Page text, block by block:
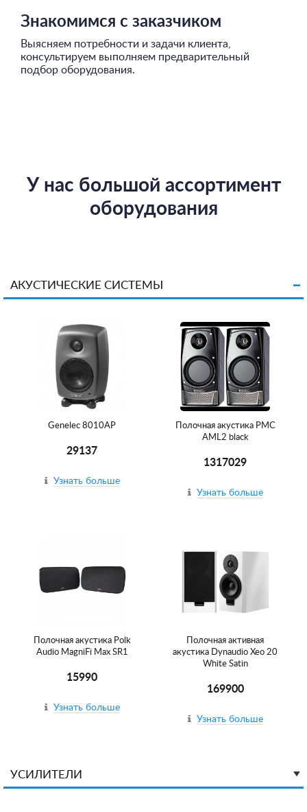
Знакомимся с заказчиком
Выясняем потребности и задачи клиента,
консультируем выполняем предварительный
подбор оборудования.
У нас большой ассортимент
оборудования
АКУСТИЧЕСКИЕ СИСТЕМЫ
Genelec 8010AP
29137
Узнать больше
Полочная акустика PMC
AML2 black
1317029
Узнать больше
Полочная акустика Polk
Audio MagniFi Max SR1
15990
Узнать больше
Полочная активная
акустика Dynaudio Xeo 20
White Satin
169900
Узнать больше
УСИЛИТЕЛИ